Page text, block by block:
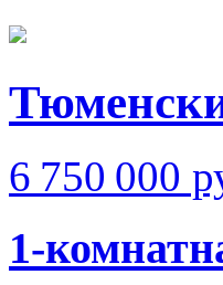
6 750 000
1-